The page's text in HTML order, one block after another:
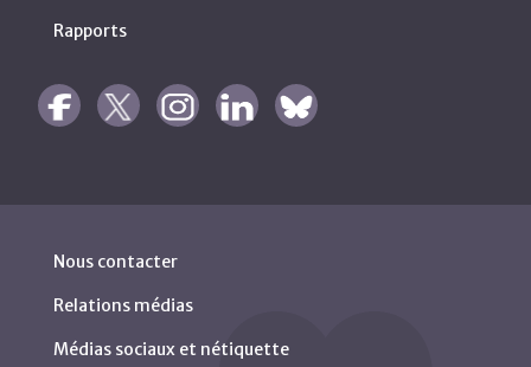
Rapports
Nous contacter
Relations médias
Médias sociaux et nétiquette